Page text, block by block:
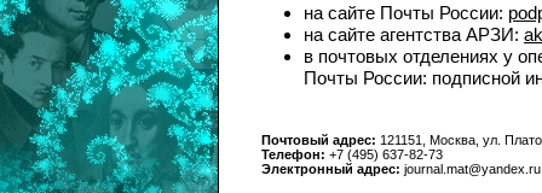
на сайте Почты России:
на сайте агентства АРЗИ:
в почтовых отделениях у
Почты России: подписной
Почтовый адрес: 121151, Москва, ул.
Телефон: +7 (495) 637-82-73
Электронный адрес: journal.mat@yandex.ru